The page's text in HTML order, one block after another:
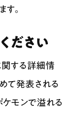
す。
ださい
関する詳細情
て発表される
モンで溢れる